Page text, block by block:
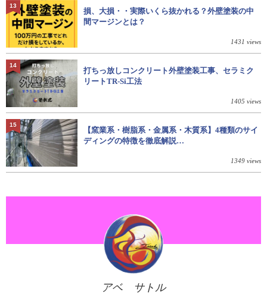
損、大損・・実際いくら抜かれる？外壁塗装の中
間マージンとは？
1431 views
13
打ちっ放しコンクリート外壁塗装工事、セラミク
リートTR-Si工法
1405 views
14
【窯業系・樹脂系・金属系・木質系】4種類のサイ
ディングの特徴を徹底解説…
1349 views
15
アベ サトル